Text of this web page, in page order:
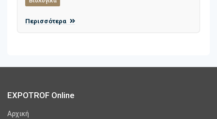
Περισσότερα
EXPOTROF Online
Αρχική